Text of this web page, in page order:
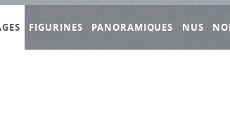
FIGURINES PANORAMIQUES NUS